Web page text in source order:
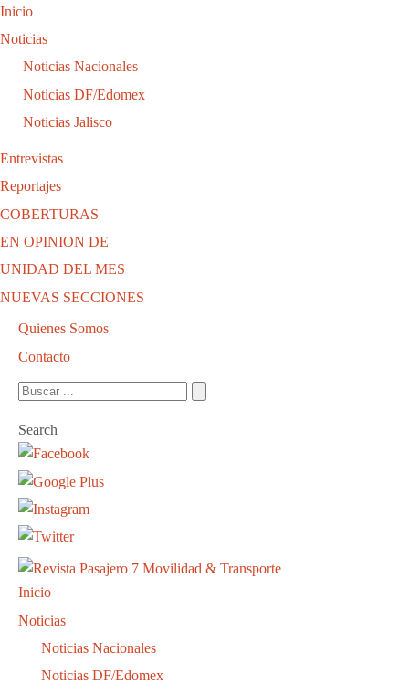
Inicio
Noticias
Noticias Nacionales
Noticias DF/Edomex
Noticias Jalisco
Entrevistas
Reportajes
COBERTURAS
EN OPINION DE
UNIDAD DEL MES
NUEVAS SECCIONES
Quienes Somos
Contacto
Search
Inicio
Noticias
Noticias Nacionales
Noticias DF/Edomex